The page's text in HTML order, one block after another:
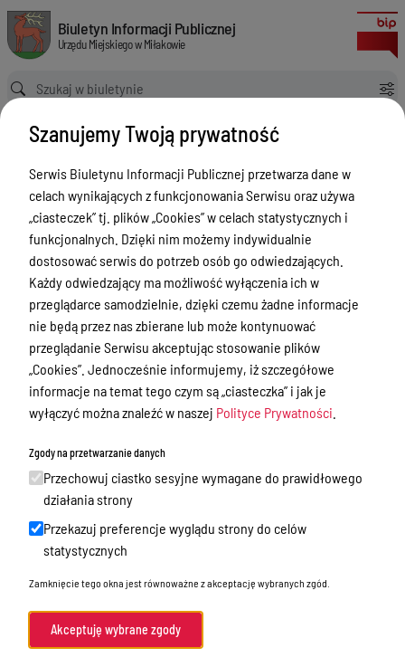
Wybory do Parlamentu Europejskiego - strona główna
Biuletyn Informacji Publicznej Urzędu Miejskiego w Miłakowie
Biuletyn Informacji Publicznej
Urzędu Miejskiego w Miłakowie
Ścieżka powrotu
Strona główna Wybory
Wybory - Parlament Europejski 2024
Wybory do Parlamentu Europejskiego - strona główna
Wybory - Parlament Europejski
2024
Menu Przedmiotowe
Urząd Miejski w Miłakowie
Gmina Miłakowo
Majątek i finanse
Zamówienia publiczne
Urząd Stanu Cywilnego
działalność gospodarcza
Przetargi
Ogłoszenia
Petycje
Nabór
Dyżury Aptek w Powiecie Ostródzkim
Komunikacja publiczna
Szanujemy Twoją prywatność
Serwis Biuletynu Informacji Publicznej przetwarza dane w
celach wynikających z funkcjonowania Serwisu oraz używa
„ciasteczek” tj. plików „Cookies” w celach statystycznych i
funkcjonalnych. Dzięki nim możemy indywidualnie
dostosować serwis do potrzeb osób go odwiedzających.
Każdy odwiedzający ma możliwość wyłączenia ich w
przeglądarce samodzielnie, dzięki czemu żadne informacje
nie będą przez nas zbierane lub może kontynuować
przeglądanie Serwisu akceptując stosowanie plików
„Cookies”. Jednocześnie informujemy, iż szczegółowe
informacje na temat tego czym są „ciasteczka” i jak je
wyłączyć można znaleźć w naszej Polityce Prywatności
Zgody na przetwarzanie danych
Przechowuj ciastko sesyjne wymagane do prawidłowego
działania strony
Przekazuj preferencje wyglądu strony do celów
statystycznych
Zamknięcie tego okna jest równoważne z akceptację wybranych zgód.
Akceptuję wybrane zgody